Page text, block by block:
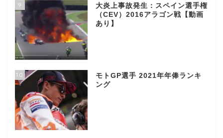
9
大炎上事故発生：スペイン選手権
（CEV）2016アラゴン戦【動画
あり】
10
モトGP選手 2021年年俸ランキ
ング